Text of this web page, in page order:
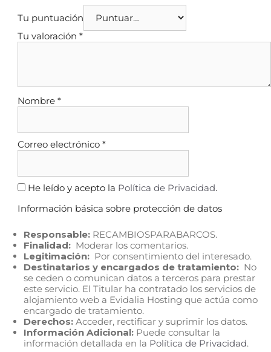
Tu puntuación
Tu valoración *
Nombre *
Correo electrónico *
He leído y acepto la Política de Privacidad.
Información básica sobre protección de datos
Responsable: RECAMBIOSPARABARCOS.
Finalidad: Moderar los comentarios.
Legitimación: Por consentimiento del interesado.
Destinatarios y encargados de tratamiento: No
se ceden o comunican datos a terceros para prestar
este servicio. El Titular ha contratado los servicios de
alojamiento web a Evidalia Hosting que actúa como
encargado de tratamiento.
Derechos: Acceder, rectificar y suprimir los datos.
Información Adicional: Puede consultar la
información detallada en la Política de Privacidad.